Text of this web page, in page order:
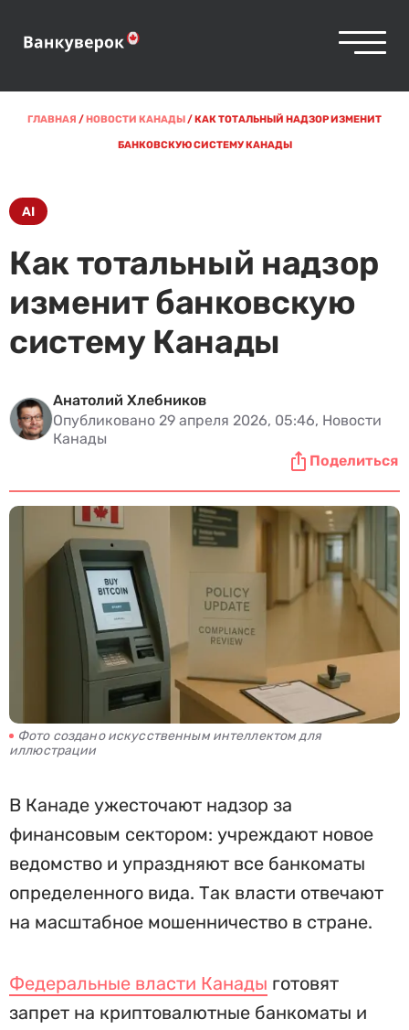
ГЛАВНАЯ /НОВОСТИ КАНАДЫ/КАК ТОТАЛЬНЫЙ НАДЗОР ИЗМЕНИТ
БАНКОВСКУЮ СИСТЕМУ КАНАДЫ
AI
Как тотальный надзор
изменит банковскую
систему Канады
Анатолий Хлебников
Опубликовано 29 апреля 2026, 05:46, Новости
Канады
Поделиться
Фото создано искусственным интеллектом для
иллюстрации
В Канаде ужесточают надзор за
финансовым сектором: учреждают новое
ведомство и упраздняют все банкоматы
определенного вида. Так власти отвечают
на масштабное мошенничество в стране.
Федеральные власти Канады готовят
запрет на криптовалютные банкоматы и